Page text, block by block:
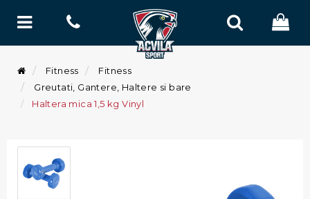
Fitness
Fitness
Greutati, Gantere, Haltere si bare
Haltera mica 1,5 kg Vinyl